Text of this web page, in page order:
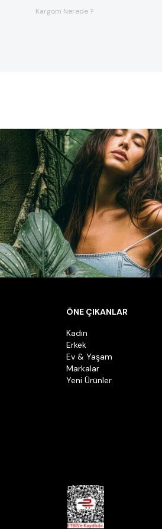
Kargom Nerede ?
ÖNE ÇIKANLAR
Kadın
Erkek
Ev & Yaşam
Markalar
Yeni Ürünler